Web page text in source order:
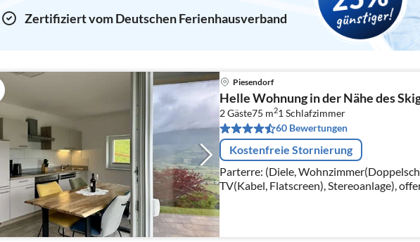
Zertifiziert vom Deutschen Ferienhausverband
Piesendorf
Helle Wohnung in der Nähe des
2 Gäste75 m21Schlafzimmer
60 Bewertungen
Kostenfreie Stornierung
Parterre: (Diele,
TV(Kabel, Flatscreen), Stereoanlage),
Küche(Esstisch, Wasserkocher, Toaster,
Kochherd(Ceranfeld),